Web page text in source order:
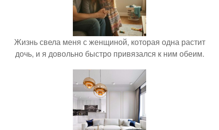
Жизнь свела меня с женщиной, которая одна растит
дочь, и я довольно быстро привязался к ним обеим.